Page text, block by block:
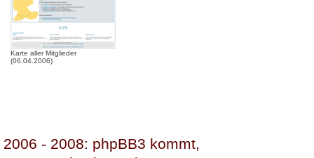
Karte aller Mitglieder
(06.04.2006)
2006 - 2008: phpBB3 kommt,